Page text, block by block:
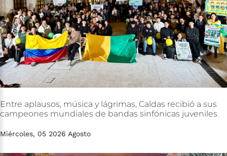
Entre aplausos, música y lágrimas, Caldas recibió a sus
campeones mundiales de bandas sinfónicas juveniles
Miércoles, 05 2026 Agosto